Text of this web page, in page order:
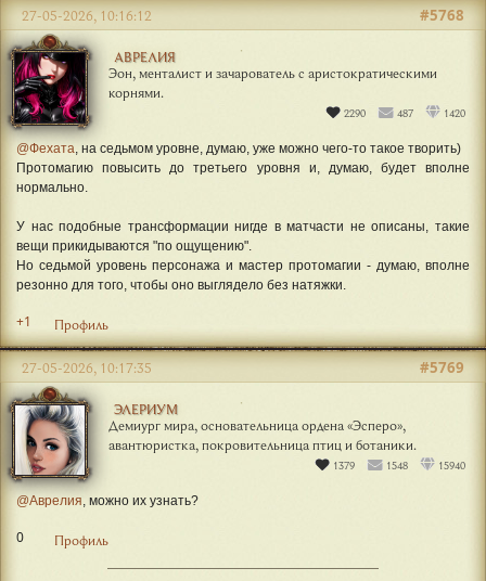
АВРЕЛИЯ
Эон, менталист и зачарователь с аристократическими
корнями.
2290 487 1420
#5768
27-05-2026, 10:16:12
@Фехата, на седьмом уровне, думаю, уже можно чего-то такое творить)
Протомагию повысить до третьего уровня и, думаю, будет вполне
нормально.
У нас подобные трансформации нигде в матчасти не описаны, такие
вещи прикидываются "по ощущению".
Но седьмой уровень персонажа и мастер протомагии - думаю, вполне
резонно для того, чтобы оно выглядело без натяжки.
+1 Профиль
ЭЛЕРИУМ
Демиург мира, основательница ордена «Эсперо»,
авантюристка, покровительница птиц и ботаники.
1379 1548 15940
#5769
27-05-2026, 10:17:35
@Аврелия, можно их узнать?
0 Профиль